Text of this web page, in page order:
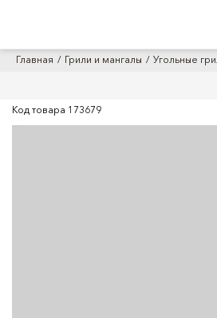
Главная Грили и мангалы Угольные
Код товара 173679